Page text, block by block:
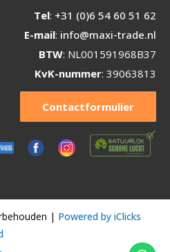
Tel: +31 (0)6 54 60 51 62
E-mail: info@maxi-trade.nl
BTW: NL001591968B37
KvK-nummer: 39063813
Contactformulier
| Powered by iClicks